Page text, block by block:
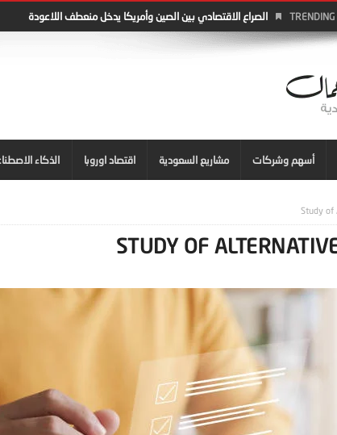
TRENDING الصراع الاقتصادي بين الصين وأمريكا يدخل منعطف اللاعودة
أسهم وشركات مشاريع السعودية اقتصاد اوروبا الذكاء